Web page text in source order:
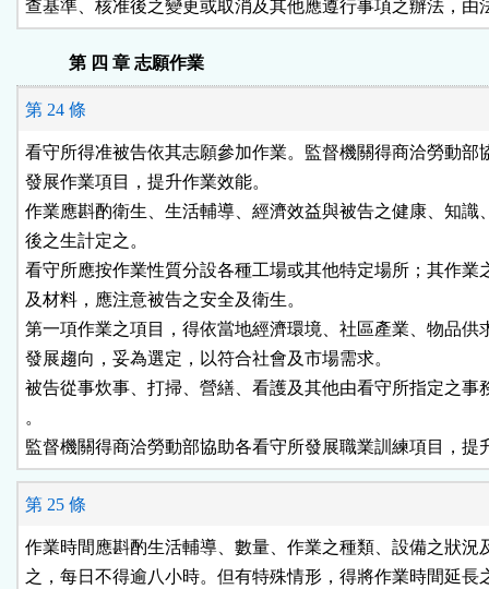
查基準、核准後之變更或取消及其他應遵行事項之辦法，由
第 四 章 志願作業
第 24 條
看守所得准被告依其志願參加作業。監督機關得商洽勞動部
發展作業項目，提升作業效能。
作業應斟酌衛生、生活輔導、經濟效益與被告之健康、知識
後之生計定之。
看守所應按作業性質分設各種工場或其他特定場所；其作業
及材料，應注意被告之安全及衛生。
第一項作業之項目，得依當地經濟環境、社區產業、物品供
發展趨向，妥為選定，以符合社會及市場需求。
被告從事炊事、打掃、營繕、看護及其他由看守所指定之事
。
監督機關得商洽勞動部協助各看守所發展職業訓練項目，提
第 25 條
作業時間應斟酌生活輔導、數量、作業之種類、設備之狀況
之，每日不得逾八小時。但有特殊情形，得將作業時間延長